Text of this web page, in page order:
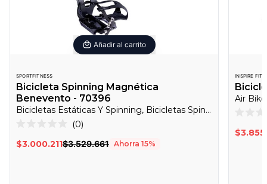
Añadir al carrito
SPORTFITNESS
Bicicleta Spinning Magnética
Benevento - 70396
Bicicletas Estáticas Y Spinning, Bicicletas Spinning, Cardio
0
de
0
para
$3.000.211$3.529.661 Ahorra 15%
INSPIRE
0
de